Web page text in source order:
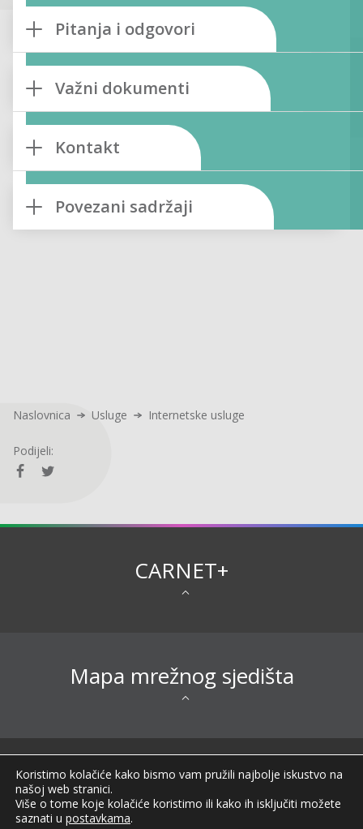
Pitanja i odgovori
Važni dokumenti
Kontakt
Povezani sadržaji
Naslovnica Usluge Internetske usluge
Podijeli:
CARNET+
Mapa mrežnog sjedišta
Sva prava pridržana © 2026 CARNET |
Impressum|Obavijest o privatnosti| Izjava o
pristupačnosti| Uvjeti korištenja | Opći podaci o
CARNET-u|FAQ|
Koristimo kolačiće kako bismo vam pružili najbolje iskustvo na
našoj web stranici.
Više o tome koje kolačiće koristimo ili kako ih isključiti možete
saznati u postavkama.